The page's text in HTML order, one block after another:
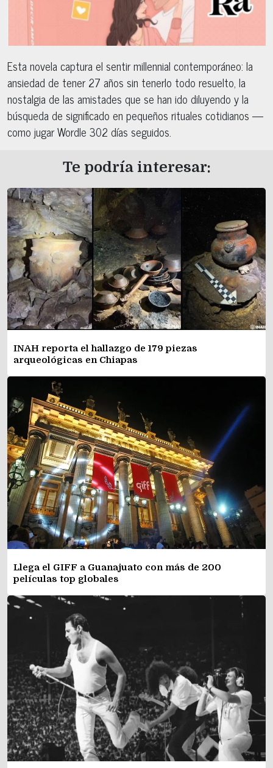
Esta novela captura el sentir millennial contemporáneo: la
ansiedad de tener 27 años sin tenerlo todo resuelto, la
nostalgia de las amistades que se han ido diluyendo y la
búsqueda de significado en pequeños rituales cotidianos —
como jugar Wordle 302 días seguidos.
Te podría interesar:
INAH reporta el hallazgo de 179 piezas
arqueológicas en Chiapas
Llega el GIFF a Guanajuato con más de 200
películas top globales